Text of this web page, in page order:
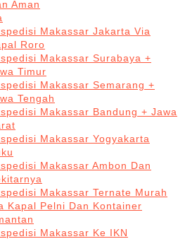
Aman
Makassar Jakarta Via
Roro
Makassar Surabaya +
Timur
Makassar Semarang +
Tengah
Makassar Bandung + Jawa
Makassar Yogyakarta
Makassar Ambon Dan
Makassar Ternate Murah
Kapal Pelni Dan Kontainer
Makassar Ke IKN